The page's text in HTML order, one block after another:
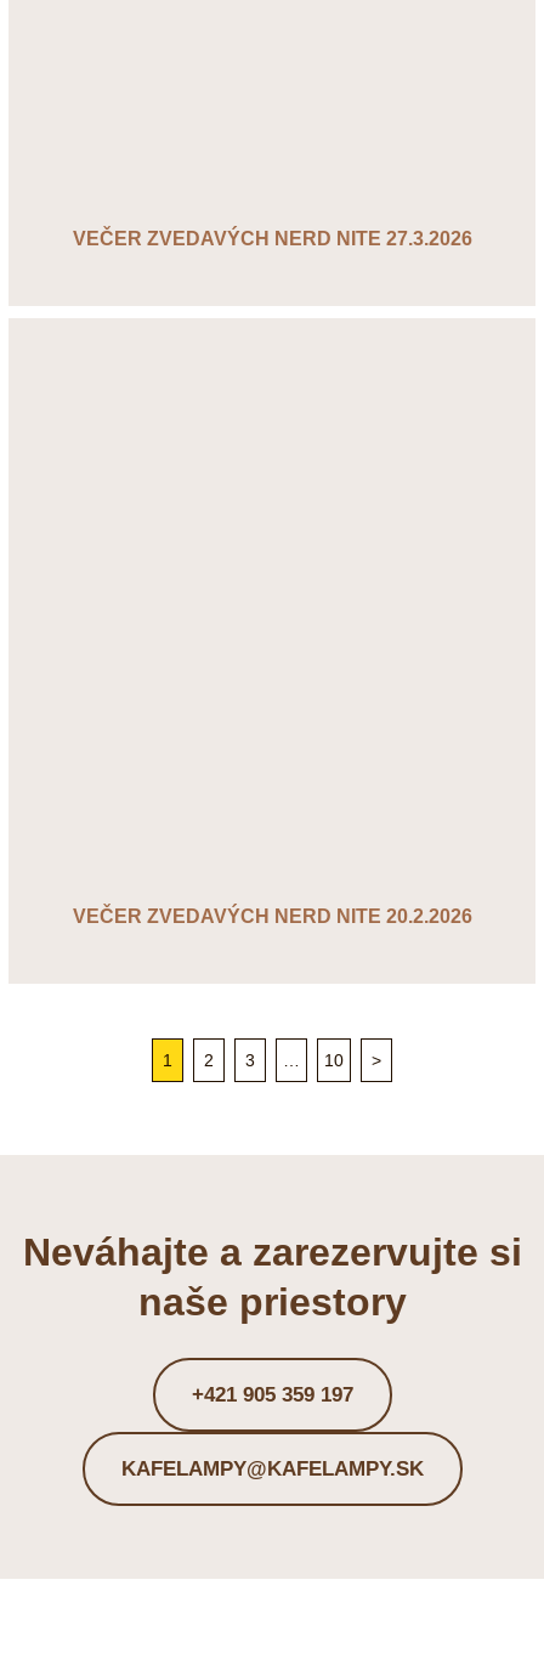
VEČER ZVEDAVÝCH NERD NITE 27.3.2026
VEČER ZVEDAVÝCH NERD NITE 20.2.2026
1 2 3 … 10 >
Neváhajte a zarezervujte si
naše priestory
+421 905 359 197
KAFELAMPY@KAFELAMPY.SK